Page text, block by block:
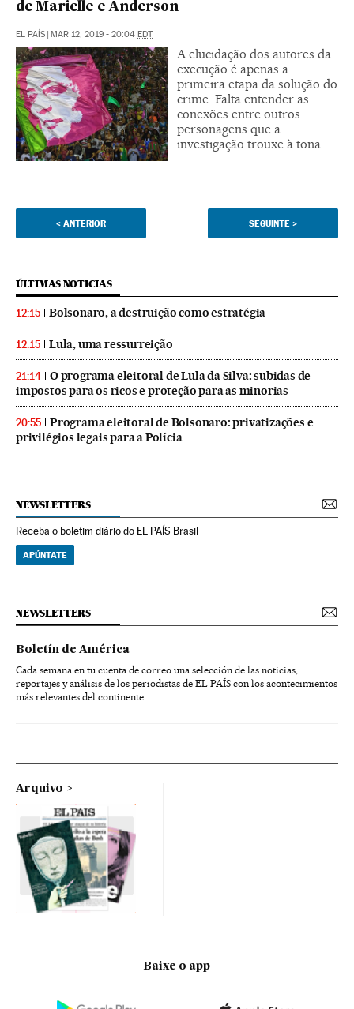
de Marielle e Anderson
EL PAÍS MAR 12, 2019 - 20:04 EDT
A elucidação dos autores da
execução é apenas a
primeira etapa da solução do
crime. Falta entender as
conexões entre outros
personagens que a
investigação trouxe à tona
< ANTERIOR SEGUINTE >
ÚLTIMAS NOTICIAS
12:15 Bolsonaro, a destruição como estratégia
12:15 Lula, uma ressurreição
21:14
O programa eleitoral de Lula da Silva: subidas de
impostos para os ricos e proteção para as minorias
20:55
Programa eleitoral de Bolsonaro: privatizações e
privilégios legais para a Polícia
NEWSLETTERS
Receba o boletim diário do EL PAÍS Brasil
APÚNTATE
NEWSLETTERS
Boletín de América
Cada semana en tu cuenta de correo una selección de las noticias,
reportajes y análisis de los periodistas de EL PAÍS con los acontecimientos
más relevantes del continente.
Arquivo
Baixe o app